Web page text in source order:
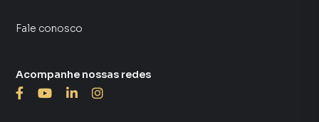
Fale conosco
Acompanhe nossas redes